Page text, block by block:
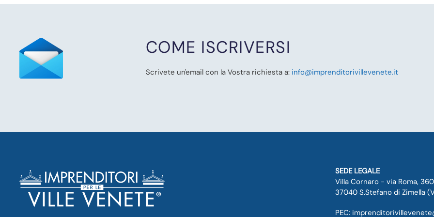
COME ISCRIVERSI
Scrivete un'email con la Vostra richiesta a: info@imprenditorivillevenete.it
SEDE LEGALE
Villa Cornaro - via Roma, 360
37040 S.Stefano di Zimella
PEC: